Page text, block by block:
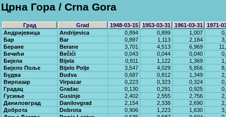
Црна Гора / Crna Gora
Град Grad 1948-03-15 1953-03-31 1961-03-31
1971-
Андријевица
Andrijevica 0,894 0,899 1,007
Бар
Bar 0,897 1,113 2,184
Беране
Berane 3,701 4,513 6,969
Бечићи
Bečići 0,043 0,044 0,040
Бијела
Bijela 0,911 1,122 1,369
Бијело Поље
Bijelo Polje 3,547 4,029 5,856
Будва
Budva 0,687 0,812 1,349
Вирпазар
Virpazar 0,223 0,323 0,324
Градац
Gradac 0,130 0,291 0,925
Гусиње
Gusinje 2,402 2,555 2,756
Даниловград
Danilovgrad 2,154 2,338 2,690
Доброта
Dobrota 0,906 1,223 1,630